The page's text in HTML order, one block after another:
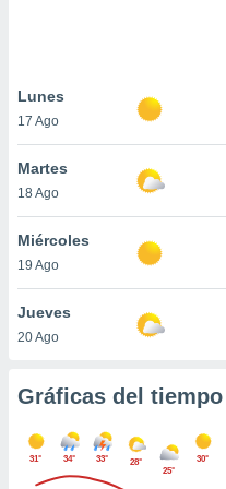
únicos
similares
como
sitio
de
posible
en
a lo que
Para
su
Lunes
17 Ago
Martes
18 Ago
Miércoles
19 Ago
Jueves
20 Ago
Gráficas del tiempo
31° 34° 33°
28°
25°
30°